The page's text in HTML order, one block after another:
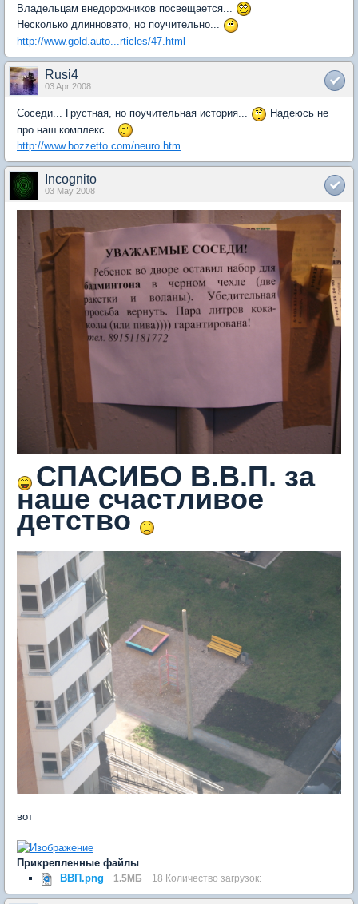
Владельцам внедорожников посвещается...
Несколько длинновато, но поучительно...
http://www.gold.auto...rticles/47.html
Rusi4
03 Apr 2008
Соседи... Грустная, но поучительная история...
Надеюсь не
про наш комплекс...
http://www.bozzetto.com/neuro.htm
Incognito
03 May 2008
СПАСИБО В.В.П. за
наше счастливое
детство
вот
Прикрепленные файлы
ВВП.png
1.5МБ 18 Количество загрузок: